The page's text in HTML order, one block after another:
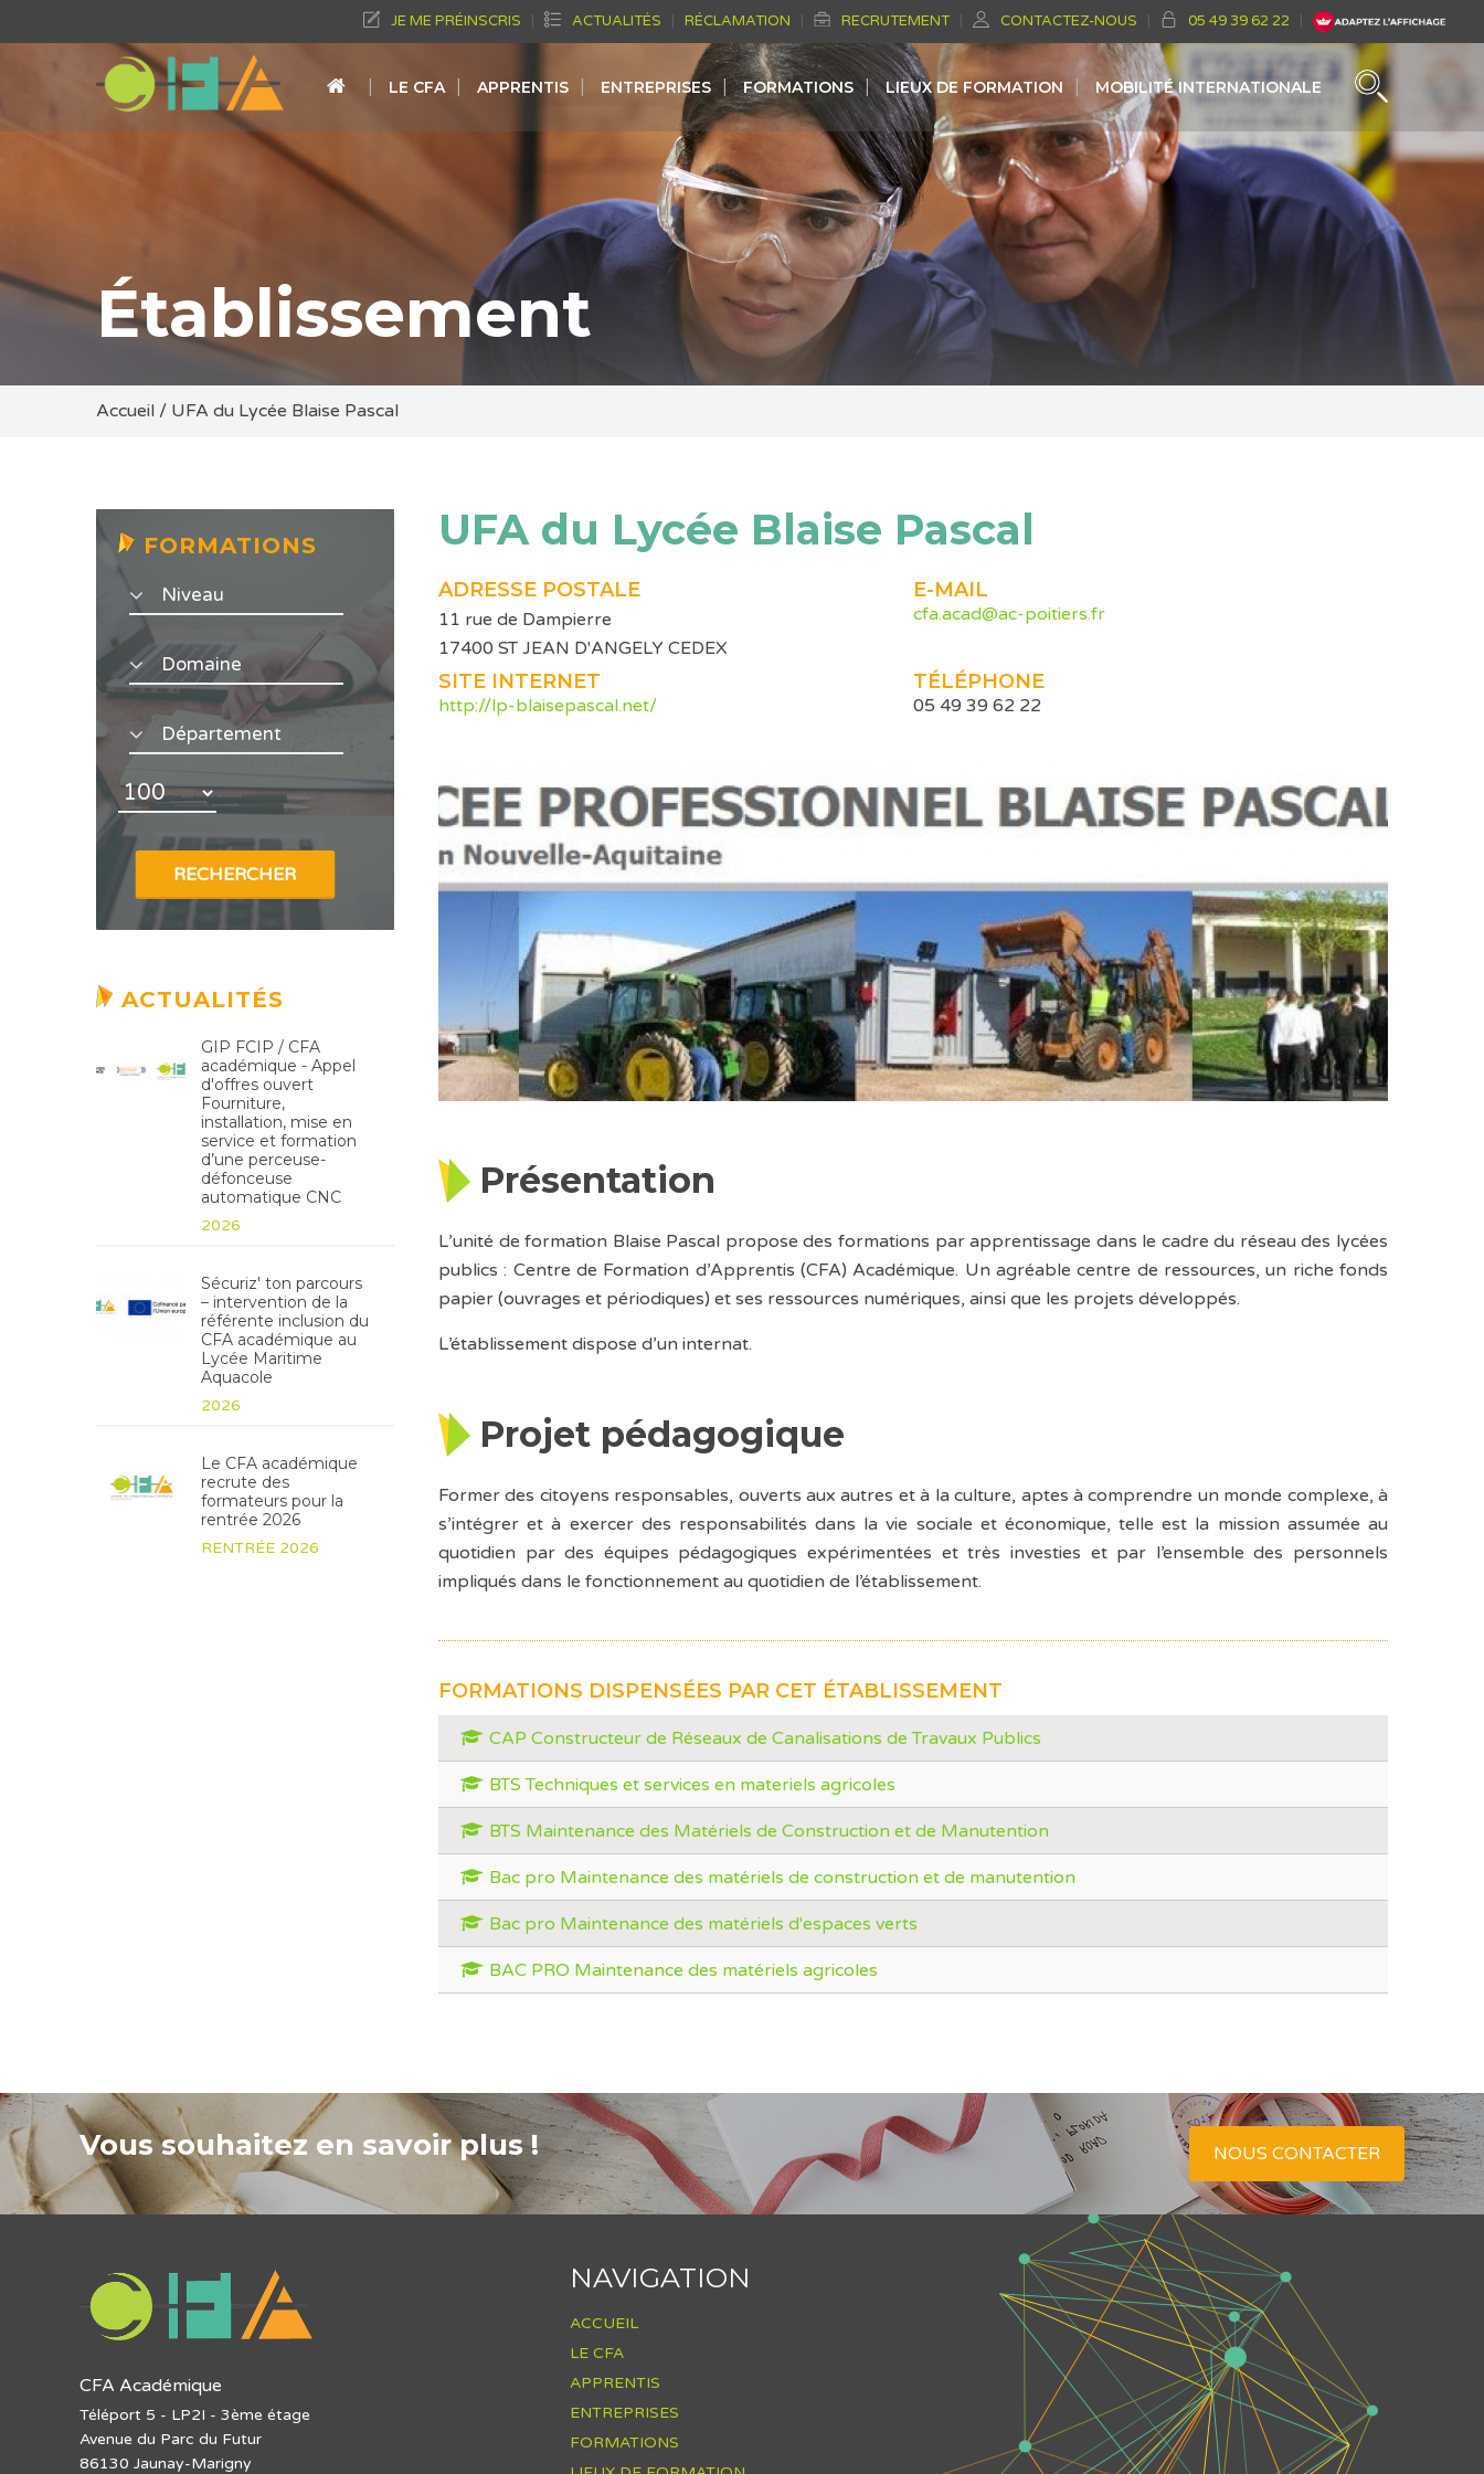
JE ME PRÉINSCRIS ACTUALITÉS RÉCLAMATION RECRUTEMENT CONTACTEZ-NOUS 05 49 39 62 22
LE CFA APPRENTIS ENTREPRISES FORMATIONS LIEUX DE FORMATION MOBILITÉ INTERNATIONALE
Établissement
Accueil / UFA du Lycée Blaise Pascal
FORMATIONS
ACTUALITÉS
GIP FCIP / CFA
académique - Appel
d'offres ouvert
Fourniture,
installation, mise en
service et formation
d’une perceuse-
défonceuse
automatique CNC
2026
Sécuriz' ton parcours
– intervention de la
référente inclusion du
CFA académique au
Lycée Maritime
Aquacole
2026
Le CFA académique
recrute des
formateurs pour la
rentrée 2026
RENTRÉE 2026
UFA du Lycée Blaise Pascal
ADRESSE POSTALE
11 rue de Dampierre
17400 ST JEAN D'ANGELY CEDEX
E-MAIL
cfa.acad@ac-poitiers.fr
SITE INTERNET
http://lp-blaisepascal.net/
TÉLÉPHONE
05 49 39 62 22
Présentation
L’unité de formation Blaise Pascal propose des formations par apprentissage dans le cadre du réseau des lycées
publics : Centre de Formation d’Apprentis (CFA) Académique. Un agréable centre de ressources, un riche fonds
papier (ouvrages et périodiques) et ses ressources numériques, ainsi que les projets développés.
L’établissement dispose d’un internat.
Projet pédagogique
Former des citoyens responsables, ouverts aux autres et à la culture, aptes à comprendre un monde complexe, à
s’intégrer et à exercer des responsabilités dans la vie sociale et économique, telle est la mission assumée au
quotidien par des équipes pédagogiques expérimentées et très investies et par l’ensemble des personnels
impliqués dans le fonctionnement au quotidien de l’établissement.
FORMATIONS DISPENSÉES PAR CET ÉTABLISSEMENT
CAP Constructeur de Réseaux de Canalisations de Travaux Publics
BTS Techniques et services en materiels agricoles
BTS Maintenance des Matériels de Construction et de Manutention
Bac pro Maintenance des matériels de construction et de manutention
Bac pro Maintenance des matériels d'espaces verts
BAC PRO Maintenance des matériels agricoles
Vous souhaitez en savoir plus ! NOUS CONTACTER
CFA Académique
Téléport 5 - LP2I - 3ème étage
Avenue du Parc du Futur
86130 Jaunay-Marigny
NAVIGATION
ACCUEIL
LE CFA
APPRENTIS
ENTREPRISES
FORMATIONS